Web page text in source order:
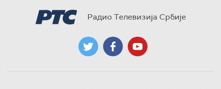
Радио Телевизија Србије